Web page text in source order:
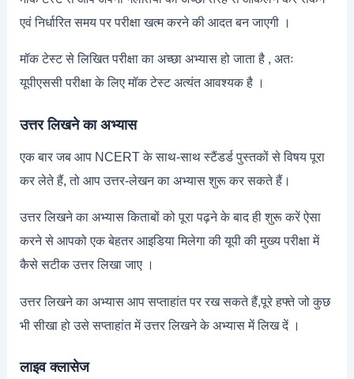
एवं निर्धारित समय पर परीक्षा खत्म करने की आदत बन जाएगी ।
मॉक टेस्ट से लिखित परीक्षा का अच्छा अभ्यास हो जाता है , अतः
यूपीएससी परीक्षा के लिए मॉक टेस्ट अत्यंत आवश्यक है ।
उत्तर लिखने का अभ्यास
एक बार जब आप NCERT के साथ-साथ स्टैंडर्ड पुस्तकों से विषय पूरा
कर लेते हैं, तो आप उत्तर-लेखन का अभ्यास शुरू कर सकते हैं।
उत्तर लिखने का अभ्यास किताबों को पूरा पढ़ने के बाद ही शुरू करें ऐसा
करने से आपको एक बेहतर आइडिया मिलेगा की यूपी की मुख्य परीक्षा में
कैसे सटीक उत्तर लिखा जाए ।
उत्तर लिखने का अभ्यास आप सप्ताहांत पर रख सकते हैं,पूरे हफ्ते जो कुछ
भी सीखा हो उसे सप्ताहांत में उत्तर लिखने के अभ्यास में लिख दें ।
लाइव क्लासेज